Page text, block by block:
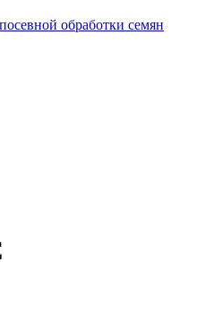
обработки семян